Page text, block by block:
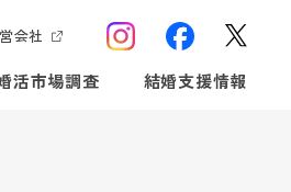
会社
活市場調査 結婚支援情報